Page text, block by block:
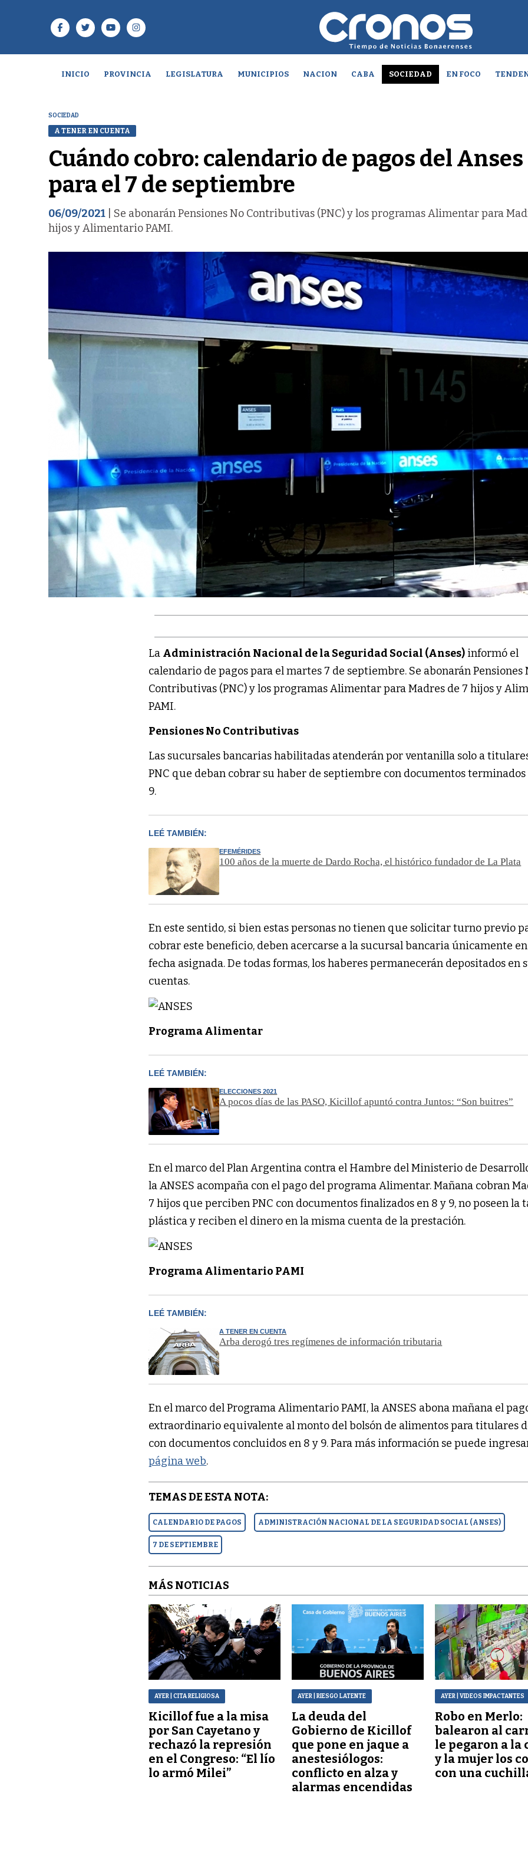
INICIO PROVINCIA LEGISLATURA MUNICIPIOS NACION CABA SOCIEDAD EN FOCO
SOCIEDAD
A TENER EN CUENTA
Cuándo cobro: calendario de pagos del Anses
para el 7 de septiembre
06/09/2021 | Se abonarán Pensiones No Contributivas (PNC) y los programas Alimentar para
hijos y Alimentario PAMI.
La Administración Nacional de la Seguridad Social (Anses) informó el
calendario de pagos para el martes 7 de septiembre. Se abonarán Pensiones
Contributivas (PNC) y los programas Alimentar para Madres de 7 hijos y
PAMI.
Pensiones No Contributivas
Las sucursales bancarias habilitadas atenderán por ventanilla solo a
PNC que deban cobrar su haber de septiembre con documentos terminados
9.
LEÉ TAMBIÉN:
EFEMÉRIDES
100 años de la muerte de Dardo Rocha, el histórico fundador de La Plata
En este sentido, si bien estas personas no tienen que solicitar turno previo
cobrar este beneficio, deben acercarse a la sucursal bancaria únicamente
fecha asignada. De todas formas, los haberes permanecerán depositados en
cuentas.
Programa Alimentar
LEÉ TAMBIÉN:
ELECCIONES 2021
A pocos días de las PASO, Kicillof apuntó contra Juntos: “Son buitres”
En el marco del Plan Argentina contra el Hambre del Ministerio de
la ANSES acompaña con el pago del programa Alimentar. Mañana cobran
7 hijos que perciben PNC con documentos finalizados en 8 y 9, no poseen la
plástica y reciben el dinero en la misma cuenta de la prestación.
Programa Alimentario PAMI
LEÉ TAMBIÉN:
A TENER EN CUENTA
Arba derogó tres regímenes de información tributaria
En el marco del Programa Alimentario PAMI, la ANSES abona mañana el
extraordinario equivalente al monto del bolsón de alimentos para titulares
con documentos concluidos en 8 y 9. Para más información se puede
página web.
TEMAS DE ESTA NOTA:
CALENDARIO DE PAGOS ADMINISTRACIÓN NACIONAL DE LA SEGURIDAD SOCIAL (ANSES)
7 DE SEPTIEMBRE
MÁS NOTICIAS
AYER | CITA RELIGIOSA
Kicillof fue a la misa
por San Cayetano y
rechazó la represión
en el Congreso: “El lío
lo armó Milei”
AYER | RIESGO LATENTE
La deuda del
Gobierno de Kicillof
que pone en jaque a
anestesiólogos:
conflicto en alza y
alarmas encendidas
AYER | VIDEOS IMPACTANTES
Robo en Merlo:
balearon al
le pegaron a la
y la mujer los
con una